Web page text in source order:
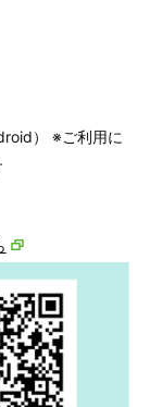
） ※ご利用に